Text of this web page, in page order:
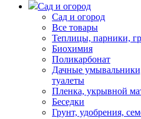
Сад и огород
Сад и огород
Все товары
Теплицы, парники,
Биохимия
Поликарбонат
Дачные
туалеты
Пленка, укрывной
Беседки
Грунт, удобрения,